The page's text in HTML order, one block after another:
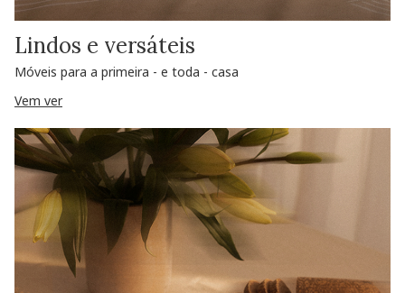
Lindos e versáteis
Móveis para a primeira - e toda - casa
Vem ver